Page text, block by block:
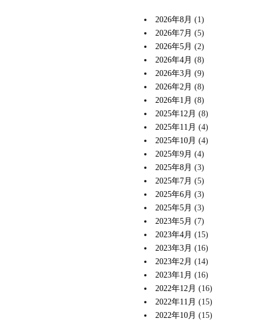
2026年8月 (1)
2026年7月 (5)
2026年5月 (2)
2026年4月 (8)
2026年3月 (9)
2026年2月 (8)
2026年1月 (8)
2025年12月 (8)
2025年11月 (4)
2025年10月 (4)
2025年9月 (4)
2025年8月 (3)
2025年7月 (5)
2025年6月 (3)
2025年5月 (3)
2023年5月 (7)
2023年4月 (15)
2023年3月 (16)
2023年2月 (14)
2023年1月 (16)
2022年12月 (16)
2022年11月 (15)
2022年10月 (15)